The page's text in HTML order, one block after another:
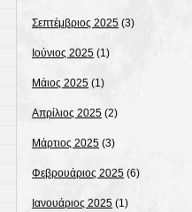
Σεπτέμβριος 2025 (3)
Ιούνιος 2025 (1)
Μάιος 2025 (1)
Απρίλιος 2025 (2)
Μάρτιος 2025 (3)
Φεβρουάριος 2025 (6)
Ιανουάριος 2025 (1)